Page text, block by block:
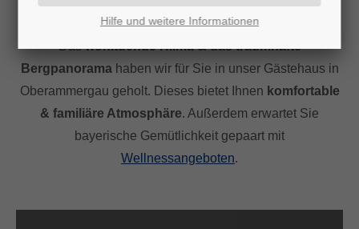
Daswohltuende Klima & das traumhafte
Bergpanoramahaben wir für Sie in unser Gästehaus in
Oberammergau geholt. Dieses bietet Ihnen komfortable
& familiäre Atmosphäre. Außerdem erwartet Sie
bayerische Gemütlichkeit gepaart mit
Wellnessangeboten.
Hilfe und weitere Informationen